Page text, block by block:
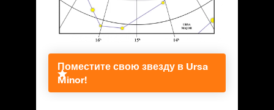
Поместите свою звезду в Ursa
Minor!